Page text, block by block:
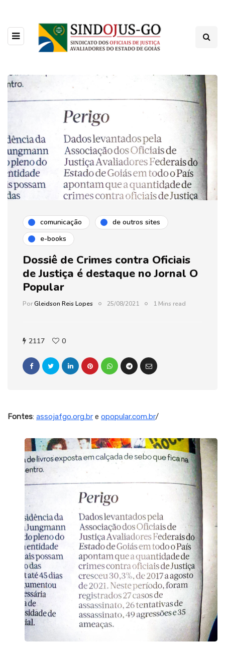
comunicação
de outros sites
e-books
Dossiê de Crimes contra Oficiais
de Justiça é destaque no Jornal O
Popular
PorGleidson Reis Lopes 25/08/2021 1 Mins read
2117 0
Fontes: assojafgo.org.br e opopular.com.br/